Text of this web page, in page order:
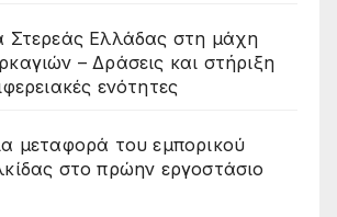
Στερεάς Ελλάδας στη μάχη
– Δράσεις και στήριξη
ενότητες
μεταφορά του εμπορικού
στο πρώην εργοστάσιο